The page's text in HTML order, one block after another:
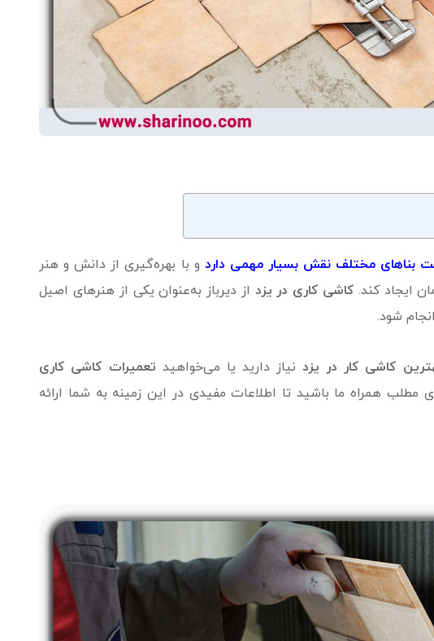
بنا‌های مختلف نقش بسیار مهمی‌ دارد و با بهره‌گیری از دانش و هنر
ایجاد کند.کاشی کاری در یزد از دیرباز به‌عنوان یکی از هنر‌های اصیل
شود.
کاشی کار در یزد نیاز دارید یا می‌خواهید تعمیرات کاشی کاری
مطلب همراه ما باشید تا اطلاعات مفیدی در این زمینه به شما ارائه